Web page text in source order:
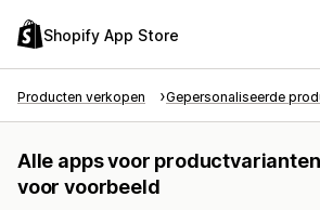
Shopify App Store
Producten verkopen Gepersonaliseerde
Alle apps voor
voor voorbeeld